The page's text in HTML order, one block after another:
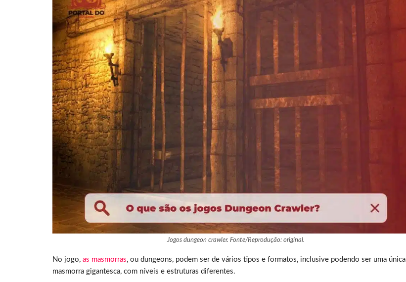
Jogos dungeon crawler. Fonte/Reprodução: original.
No jogo, as masmorras, ou dungeons, podem ser de vários tipos e formatos, inclusive podendo ser uma única
masmorra gigantesca, com níveis e estruturas diferentes.